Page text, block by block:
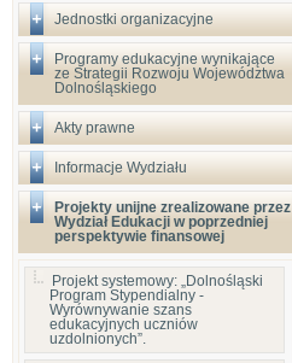
Jednostki organizacyjne
Programy edukacyjne wynikające
ze Strategii Rozwoju Województwa
Dolnośląskiego
Akty prawne
Informacje Wydziału
Projekty unijne zrealizowane przez
Wydział Edukacji w poprzedniej
perspektywie finansowej
Projekt systemowy: „Dolnośląski
Program Stypendialny -
Wyrównywanie szans
edukacyjnych uczniów
uzdolnionych”.